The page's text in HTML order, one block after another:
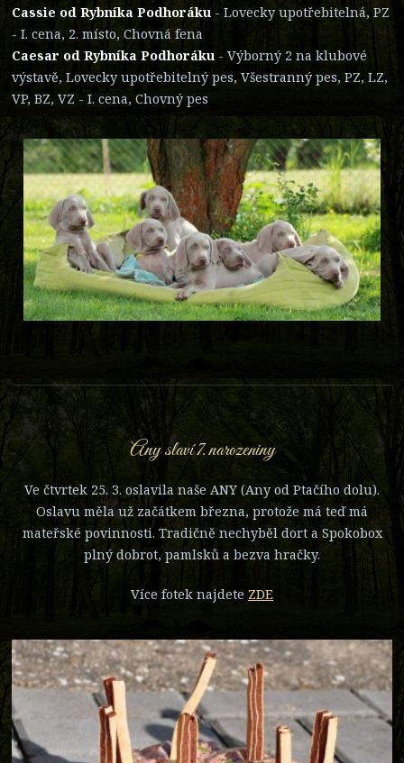
Cassie od Rybníka Podhoráku - Lovecky upotřebitelná, PZ
- I. cena, 2. místo, Chovná fena
Caesar od Rybníka Podhoráku - Výborný 2 na klubové
výstavě, Lovecky upotřebitelný pes, Všestranný pes, PZ, LZ,
VP, BZ, VZ - I. cena, Chovný pes
Any slaví 7. narozeniny
Ve čtvrtek 25. 3. oslavila naše ANY (Any od Ptačího dolu).
Oslavu měla už začátkem března, protože má teď má
mateřské povinnosti. Tradičně nechyběl dort a Spokobox
plný dobrot, pamlsků a bezva hračky.
Více fotek najdete ZDE